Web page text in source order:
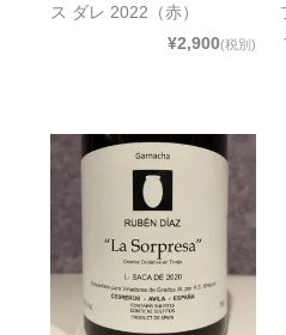
ス ダレ 2022（赤）
¥2,900(税別)